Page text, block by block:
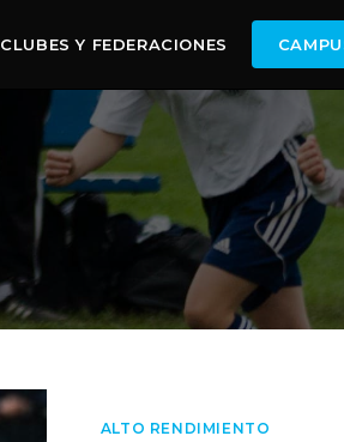
CLUBES Y FEDERACIONES
ALTO RENDIMIENTO